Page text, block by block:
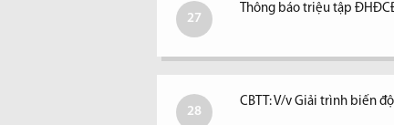
27
Thông báo triệu tập
28
CBTT: V/v Giải trình biến